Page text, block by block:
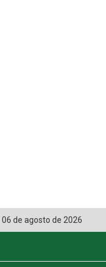
06 de agosto de 2026